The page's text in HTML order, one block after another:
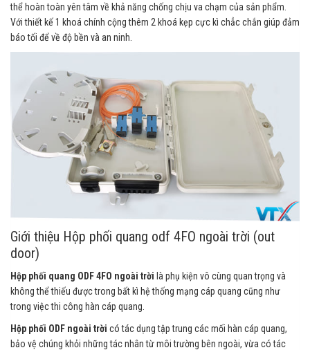
thể hoàn toàn yên tâm về khả năng chống chịu va chạm của sản phẩm.
Với thiết kế 1 khoá chính cộng thêm 2 khoá kẹp cực kì chẳc chắn giúp đảm
báo tối để về độ bền và an ninh.
Giới thiệu Hộp phối quang odf 4FO ngoài trời (out
door)
Hộp phối quang ODF 4FO ngoài trời là phụ kiện vô cùng quan trọng và
không thể thiếu được trong bất kì hệ thống mạng cáp quang cũng như
trong việc thi công hàn cáp quang.
Hộp phối ODF ngoài trời có tác dụng tập trung các mối hàn cáp quang,
bảo vệ chúng khỏi những tác nhân từ môi trường bên ngoài, vừa có tác